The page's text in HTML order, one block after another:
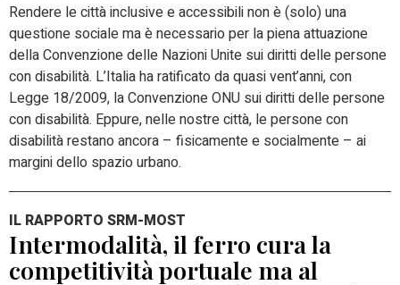
Rendere le città inclusive e accessibili non è (solo) una
questione sociale ma è necessario per la piena attuazione
della Convenzione delle Nazioni Unite sui diritti delle persone
con disabilità. L’Italia ha ratificato da quasi vent’anni, con
Legge 18/2009, la Convenzione ONU sui diritti delle persone
con disabilità. Eppure, nelle nostre città, le persone con
disabilità restano ancora – fisicamente e socialmente – ai
margini dello spazio urbano.
IL RAPPORTO SRM-MOST
Intermodalità, il ferro cura la
competitività portuale ma al